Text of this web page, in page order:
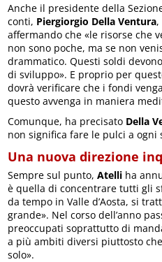
Anche il presidente della
conti, Piergiorgio Della Ventura
affermando che «le risorse che
non sono poche, ma se non
drammatico. Questi soldi
di sviluppo». E proprio per
dovrà verificare che i fondi
questo avvenga in maniera
Comunque, ha precisato Della
non significa fare le pulci a ogni
Una nuova direzione
Sempre sul punto,Atelli ha
è quella di concentrare tutti gli
da tempo in Valle d’Aosta, si
grande». Nel corso dell’anno
preoccupati soprattutto di
a più ambiti diversi piuttosto
solo».